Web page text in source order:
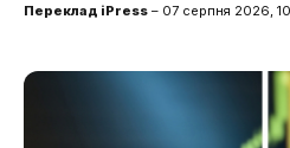
Переклад iPress – 07 серпня 2026,